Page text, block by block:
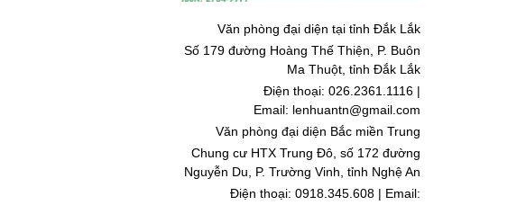
Văn phòng đại diện tại tỉnh Đắk Lắk
Số 179 đường Hoàng Thế Thiện, P. Buôn
Ma Thuột, tỉnh Đắk Lắk
Điện thoại: 026.2361.1116 |
Email: lenhuantn@gmail.com
Văn phòng đại diện Bắc miền Trung
Chung cư HTX Trung Đô, số 172 đường
Nguyễn Du, P. Trường Vinh, tỉnh Nghệ An
Điện thoại: 0918.345.608 | Email: